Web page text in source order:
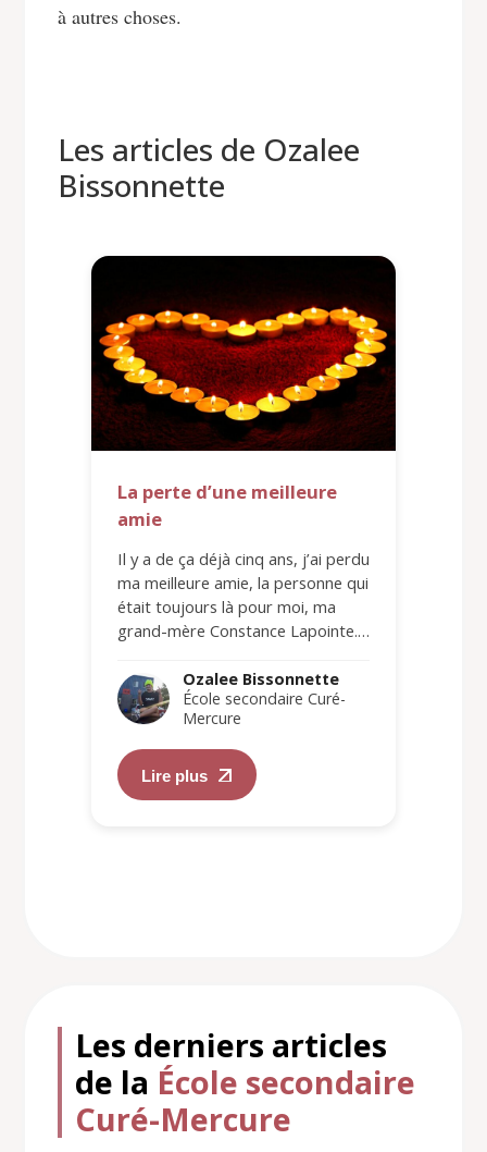
à autres choses.
Les articles de Ozalee
Bissonnette
La perte d’une meilleure
amie
Il y a de ça déjà cinq ans, j’ai perdu
ma meilleure amie, la personne qui
était toujours là pour moi, ma
grand-mère Constance Lapointe.…
Ozalee Bissonnette
École secondaire Curé-
Mercure
Lire plus
Les derniers articles
de la École secondaire
Curé-Mercure